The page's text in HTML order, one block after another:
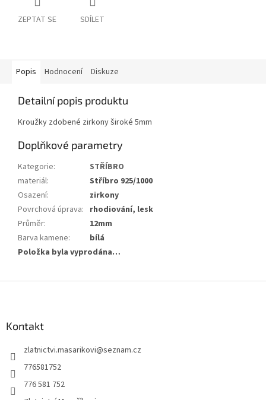
ZEPTAT SE SDÍLET
Popis Hodnocení Diskuze
Detailní popis produktu
Kroužky zdobené zirkony široké 5mm
Doplňkové parametry
Kategorie:
STŘÍBRO
materiál:
Stříbro 925/1000
Osazení:
zirkony
Povrchová úprava: rhodiování, lesk
Průměr:
12mm
Barva kamene:
bílá
Položka byla vyprodána…
Kontakt
zlatnictvi.masarikovi@seznam.cz
776581752
776 581 752